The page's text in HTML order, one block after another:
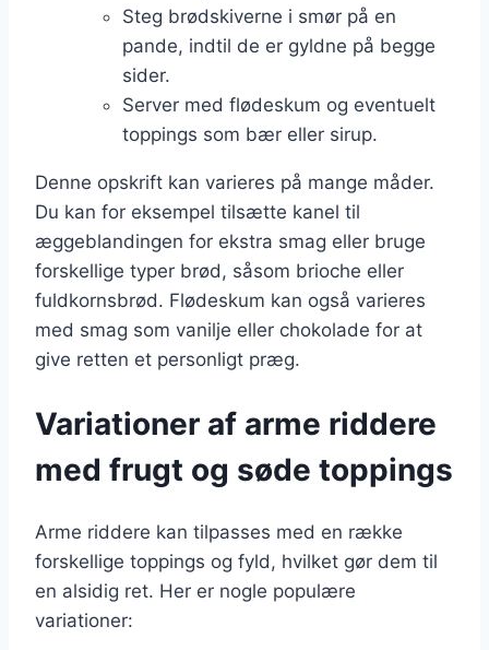
Steg brødskiverne i smør på en
pande, indtil de er gyldne på begge
sider.
Server med flødeskum og eventuelt
toppings som bær eller sirup.
Denne opskrift kan varieres på mange måder.
Du kan for eksempel tilsætte kanel til
æggeblandingen for ekstra smag eller bruge
forskellige typer brød, såsom brioche eller
fuldkornsbrød. Flødeskum kan også varieres
med smag som vanilje eller chokolade for at
give retten et personligt præg.
Variationer af arme riddere
med frugt og søde toppings
Arme riddere kan tilpasses med en række
forskellige toppings og fyld, hvilket gør dem til
en alsidig ret. Her er nogle populære
variationer: